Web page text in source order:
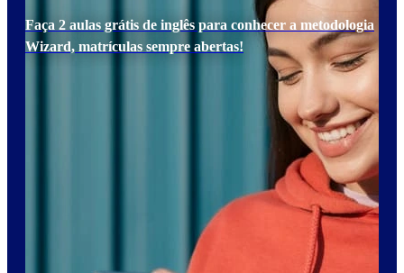
Faça 2 aulas grátis de inglês para conhecer a metodologia
Wizard, matrículas sempre abertas!